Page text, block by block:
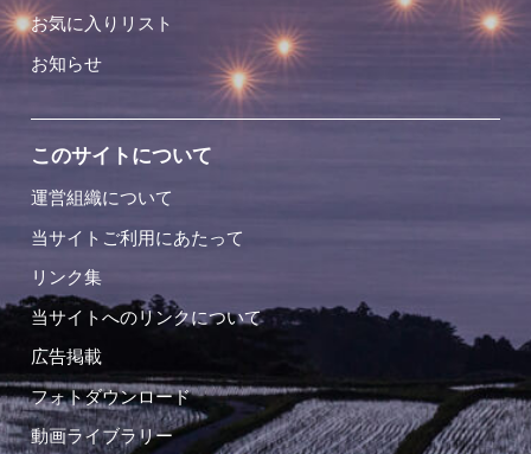
お気に入りリスト
お知らせ
このサイトについて
運営組織について
当サイトご利用にあたって
リンク集
当サイトへのリンクについて
広告掲載
フォトダウンロード
動画ライブラリー